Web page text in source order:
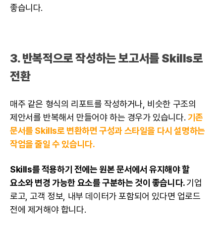
좋습니다.
3. 반복적으로 작성하는 보고서를 Skills로
전환
매주 같은 형식의 리포트를 작성하거나, 비슷한 구조의
제안서를 반복해서 만들어야 하는 경우가 있습니다. 기존
문서를 Skills로 변환하면 구성과 스타일을 다시 설명하는
작업을 줄일 수 있습니다.
Skills를 적용하기 전에는 원본 문서에서 유지해야 할
요소와 변경 가능한 요소를 구분하는 것이 좋습니다.기업
로고, 고객 정보, 내부 데이터가 포함되어 있다면 업로드
전에 제거해야 합니다.